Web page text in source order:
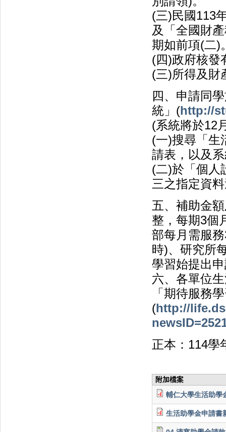
(三)民國113
及「全國財
期如前項(二)
(四)政府核發
(三)所得及財
四、申請同
統」(http://
(系統將於12
(一)搜尋「生
請表，以及
(二)於「個人
三之指定資
五、補助金
整，每期3個
部每月需服
時)、研究所
學習始提出
六、各單位
「期待服務
(http://
正本：114學
附加檔案
輔仁大學生活助學
生活助學金申請書